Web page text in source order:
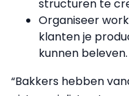
structuren te
Organiseer
klanten je
kunnen beleven.
“Bakkers hebben